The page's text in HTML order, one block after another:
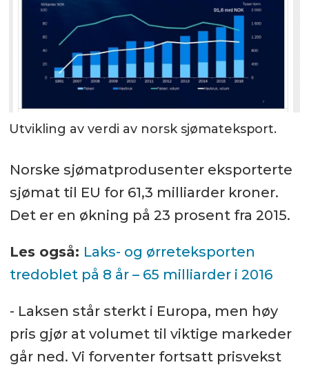
Utvikling av verdi av norsk sjømateksport.
Norske sjømatprodusenter eksporterte
sjømat til EU for 61,3 milliarder kroner.
Det er en økning på 23 prosent fra 2015.
Les også: Laks- og ørreteksporten
tredoblet på 8 år – 65 milliarder i 2016
- Laksen står sterkt i Europa, men høy
pris gjør at volumet til viktige markeder
går ned. Vi forventer fortsatt prisvekst